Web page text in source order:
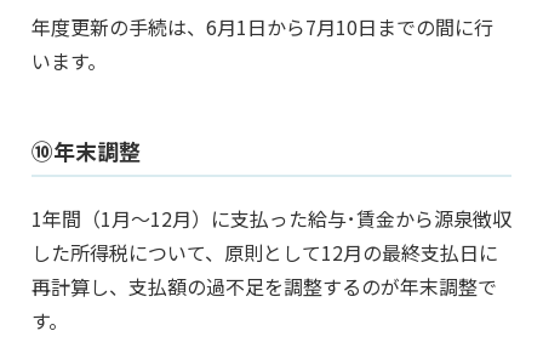
年度更新の手続は、6月1日から7月10日までの間に行
います。
⑩年末調整
1年間（1月～12月）に支払った給与･賃金から源泉徴収
した所得税について、原則として12月の最終支払日に
再計算し、支払額の過不足を調整するのが年末調整で
す。